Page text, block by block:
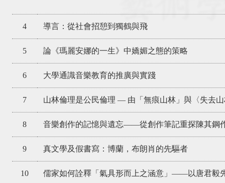
4 導言：從社會招憩到獨鶴與飛
5 論《瑪麗安娜的一生》中嬌媚之態的策略
6 大學通識音樂教育的推廣與實踐
7 山林倫理是公民倫理 — 由「無痕山林」與〈失去
8 音樂創作的記憶與遺忘——從創作筆記重探陳其鋼
9 真文學及假書寫：博蘭，布朗肖的先驅者
10 儒家如何詮釋「氣具形而上之涵意」——以唐君毅